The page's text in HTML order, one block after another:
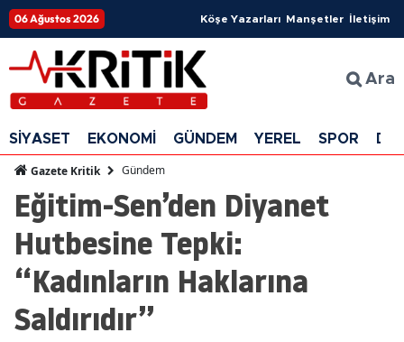
06 Ağustos 2026 Köşe Yazarları Manşetler İletişim
Ara
SİYASET EKONOMİ GÜNDEM YEREL SPOR
Gazete Kritik Gündem
Eğitim-Sen’den Diyanet
Hutbesine Tepki:
“Kadınların Haklarına
Saldırıdır”